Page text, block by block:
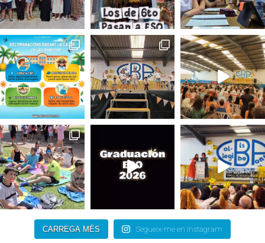
CARREGA MÉS Segueix-me en Instagram